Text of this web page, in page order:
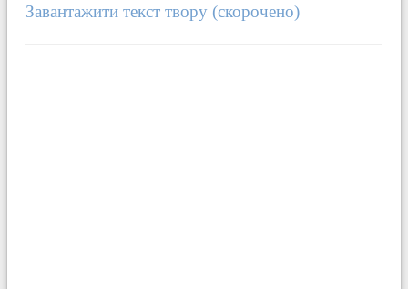
Завантажити текст твору (скорочено)